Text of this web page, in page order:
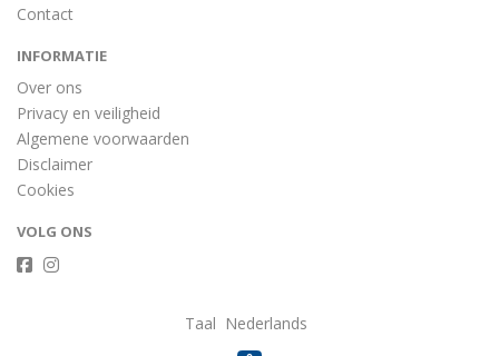
Contact
INFORMATIE
Over ons
Privacy en veiligheid
Algemene voorwaarden
Disclaimer
Cookies
VOLG ONS
Taal